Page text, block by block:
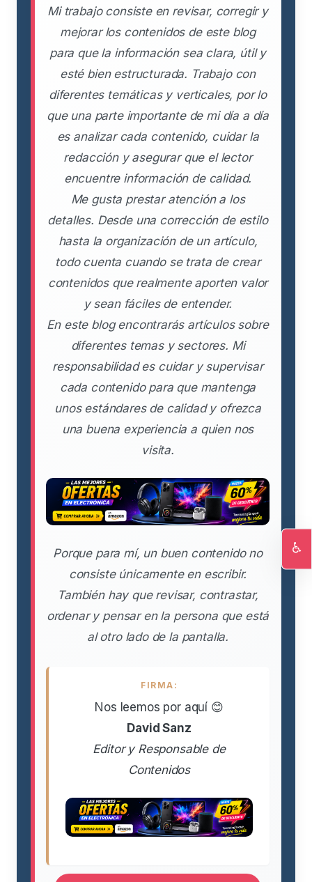
Mi trabajo consiste en revisar, corregir y
mejorar los contenidos de este blog
para que la información sea clara, útil y
esté bien estructurada. Trabajo con
diferentes temáticas y verticales, por lo
que una parte importante de mi día a día
es analizar cada contenido, cuidar la
redacción y asegurar que el lector
encuentre información de calidad.
Me gusta prestar atención a los
detalles. Desde una corrección de estilo
hasta la organización de un artículo,
todo cuenta cuando se trata de crear
contenidos que realmente aporten valor
y sean fáciles de entender.
En este blog encontrarás artículos sobre
diferentes temas y sectores. Mi
responsabilidad es cuidar y supervisar
cada contenido para que mantenga
unos estándares de calidad y ofrezca
una buena experiencia a quien nos
visita.
Porque para mí, un buen contenido no
consiste únicamente en escribir.
También hay que revisar, contrastar,
ordenar y pensar en la persona que está
al otro lado de la pantalla.
FIRMA:
Nos leemos por aquí 😊
David Sanz
Editor y Responsable de
Contenidos
♿